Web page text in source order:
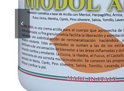
Cromoterapia
Fisioterapia
y masaje
Magnetoterapia